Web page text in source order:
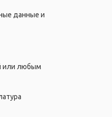
данные и
или любым